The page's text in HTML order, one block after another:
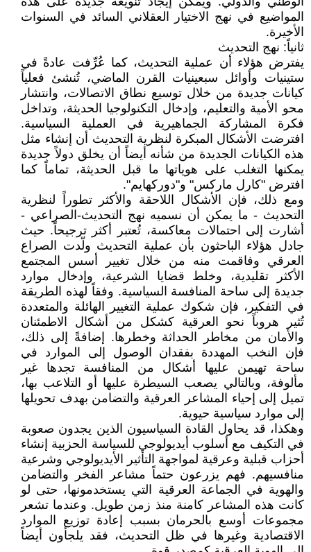
المواضيع في نهج الاختيار العقلاني السائد في السنوات
الأخيرة.
ثانياً: نهج التحديث
يفترض هؤلاء أن عملية التحديث، كما عُرِّفت عادةً في
ستينيات وأوائل سبعينيات القرن الماضي، تُنشئ فعلياً
كيانات جديدة من خلال توسيع نطاق الاتصالات، وانتشار
محو الأمية والتعليم، وإدخال التكنولوجيا الحديثة، وتداخل
فكرة المشاركة الجماهيرية في العملية السياسية.
افترضت الأشكال المبكرة لنظرية التحديث أن إنشاء مثل
هذه الكيانات الجديدة من شأنه أيضاً أن يخلق دولاً جديدة
يمكنها التغلب على هوياتها ما قبل الحديثة، تماماً كما
افترض "كارل ماركس" و"دوركهايم".
ومع ذلك، فإن الأشكال اللاحقة والأكثر تطوراً لنظرية
التحديث - ما يمكن أن نسميه نهج التحديث-الصراعي -
أشارت إلى احتمالات معاكسة، تُعتبر أكثر ترجيحاً. حيث
جادل هؤلاء الباحثون بأن عملية التحديث ولّدت الصراع
العرقي وفاقمت منه من خلال تغيير أسس المجتمع
الأكثر تقليدية، وخلط قضايا الشرعية، وإدخال موارد
جديدة إلى ساحة المنافسة السياسية. وفقاً لهذه الطريقة
في التفكير، فإن شكوك عملية التغيير الهائلة والمتعددة
تُثير هروباً نحو العرقية كشكل من أشكال الاطمئنان
والأمان من مخاطر الحداثة وخطرها. إضافةً إلى ذلك،
فإن النخب المهددة بفقدان الوصول إلى الموارد في
ساحة تهيمن عليها أشكال من المنافسة تجدها غير
مألوفة، وبالتالي يصعب السيطرة عليها أو التلاعب بها،
تميل إلى إحياء المشاعر العرقية والتضامن بهدف تحويلها
إلى موارد سياسية حيوية.
وهكذا، قد يحاول القادة السياسيون الذين يجدون صعوبة
في التكيف مع أسلوب أيديولوجي للسياسة الحزبية إنشاء
أحزاب قبلية وعرقية لمواجهة التأثير الأيديولوجي وشرعية
منافسيهم. فهم يزرعون حتماً مشاعر الفخر والتضامن
والهوية في الجماعة العرقية التي يستخدمونها، حتى لو
كانت هذه المشاعر كامنة منذ زمن طويل. وعندما تشعر
مجموعات أوسع بالحرمان بسبب إعادة توزيع الموارد
الاقتصادية وغيرها في ظل التحديث، فقد يلجأون أيضاً